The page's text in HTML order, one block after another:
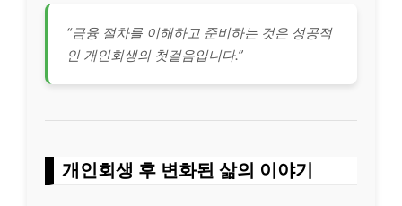
“금융 절차를 이해하고 준비하는 것은 성공적
인 개인회생의 첫걸음입니다.”
개인회생 후 변화된 삶의 이야기